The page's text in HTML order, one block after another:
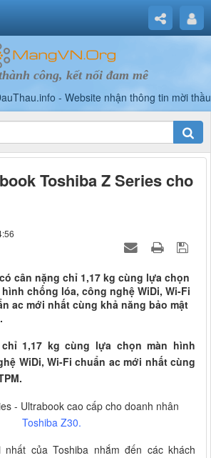
công, kết nối đam mê
Toshiba Z Series cho
cân nặng chỉ 1,17 kg cùng lựa chọn
hình chống lóa, công nghệ WiDi, Wi-Fi
ac mới nhất cùng khả năng bảo mật
1,17 kg cùng lựa chọn màn hình
WiDi, Wi-Fi chuẩn ac mới nhất cùng
Toshiba Z30.
nhất của Toshiba nhắm đến các khách